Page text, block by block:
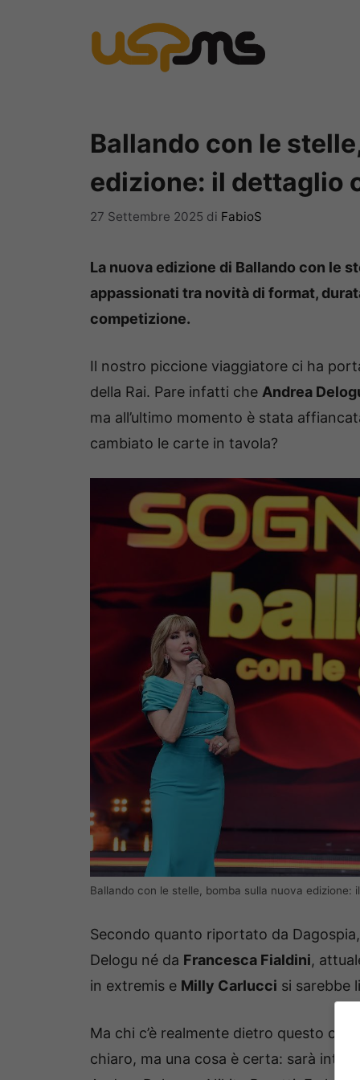
Ballando con le
edizione: il dettaglio
27 Settembre 2025 di FabioS
La nuova edizione di Ballando con le
appassionati tra novità di format,
competizione.
Il nostro piccione viaggiatore ci ha
della Rai. Pare infatti che Andrea
ma all’ultimo momento è stata
cambiato le carte in tavola?
Ballando con le stelle, bomba sulla nuova
Secondo quanto riportato da
Delogu né da Francesca Fialdini,
in extremis e Milly Carlucci si sarebbe
Ma chi c’è realmente dietro questo
chiaro, ma una cosa è certa: sarà